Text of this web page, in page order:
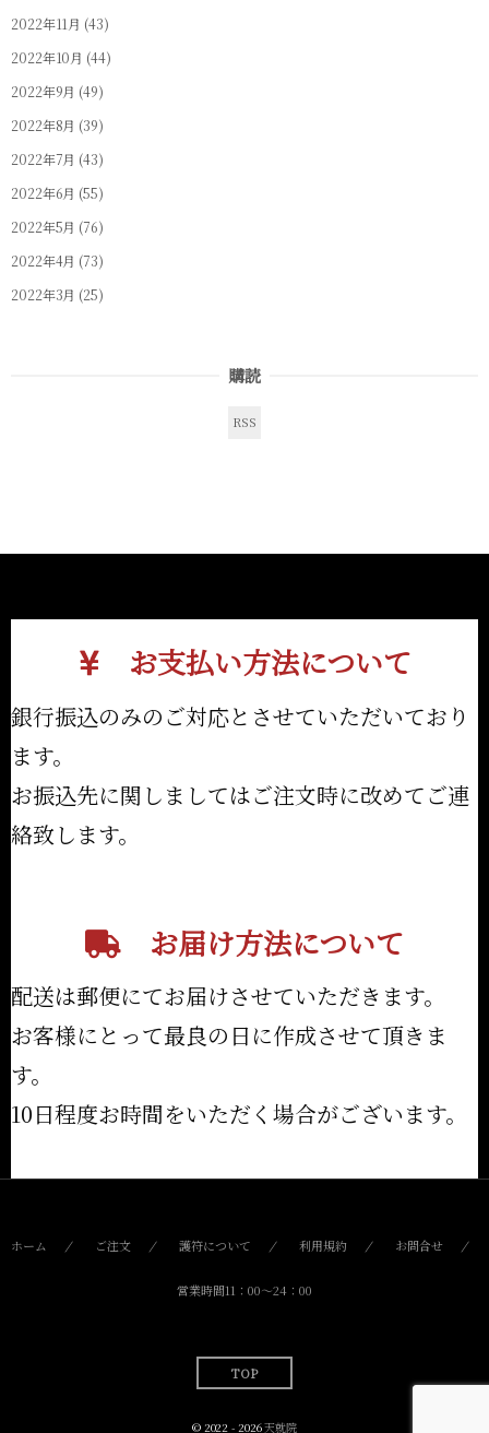
2022年11月 (43)
2022年10月 (44)
2022年9月 (49)
2022年8月 (39)
2022年7月 (43)
2022年6月 (55)
2022年5月 (76)
2022年4月 (73)
2022年3月 (25)
購読
RSS
お支払い方法について
銀行振込のみのご対応とさせていただいており
ます。
お振込先に関しましてはご注文時に改めてご連
絡致します。
お届け方法について
配送は郵便にてお届けさせていただきます。
お客様にとって最良の日に作成させて頂きま
す。
10日程度お時間をいただく場合がございます。
ホーム ご注文 護符について 利用規約 お問合せ
営業時間11：00〜24：00
TOP
© 2022 - 2026天就院